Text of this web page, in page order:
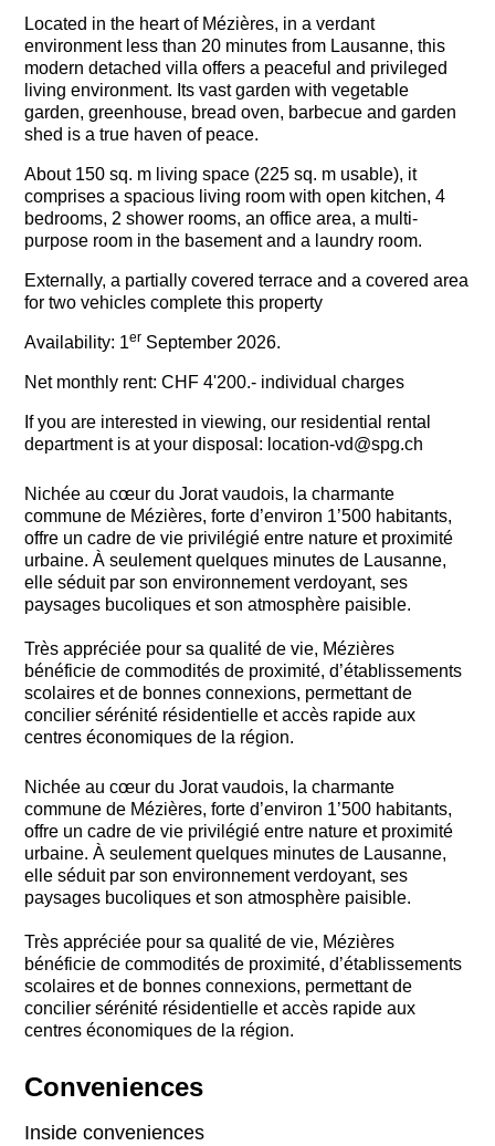
Located in the heart of Mézières, in a verdant
environment less than 20 minutes from Lausanne, this
modern detached villa offers a peaceful and privileged
living environment. Its vast garden with vegetable
garden, greenhouse, bread oven, barbecue and garden
shed is a true haven of peace.
About 150 sq. m living space (225 sq. m usable), it
comprises a spacious living room with open kitchen, 4
bedrooms, 2 shower rooms, an office area, a multi-
purpose room in the basement and a laundry room.
Externally, a partially covered terrace and a covered area
for two vehicles complete this property
Availability: 1er September 2026.
Net monthly rent: CHF 4'200.- individual charges
If you are interested in viewing, our residential rental
department is at your disposal: location-vd@spg.ch
Nichée au cœur du Jorat vaudois, la charmante
commune de Mézières, forte d’environ 1’500 habitants,
offre un cadre de vie privilégié entre nature et proximité
urbaine. À seulement quelques minutes de Lausanne,
elle séduit par son environnement verdoyant, ses
paysages bucoliques et son atmosphère paisible.
Très appréciée pour sa qualité de vie, Mézières
bénéficie de commodités de proximité, d’établissements
scolaires et de bonnes connexions, permettant de
concilier sérénité résidentielle et accès rapide aux
centres économiques de la région.
Nichée au cœur du Jorat vaudois, la charmante
commune de Mézières, forte d’environ 1’500 habitants,
offre un cadre de vie privilégié entre nature et proximité
urbaine. À seulement quelques minutes de Lausanne,
elle séduit par son environnement verdoyant, ses
paysages bucoliques et son atmosphère paisible.
Très appréciée pour sa qualité de vie, Mézières
bénéficie de commodités de proximité, d’établissements
scolaires et de bonnes connexions, permettant de
concilier sérénité résidentielle et accès rapide aux
centres économiques de la région.
Conveniences
Inside conveniences